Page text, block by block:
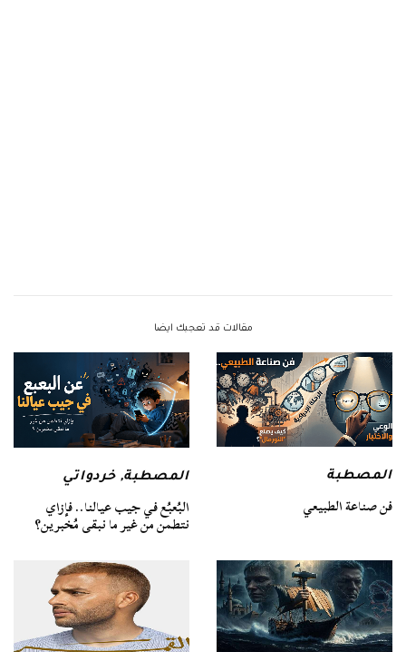
مقالات قد تعجبك ايضا
المصطبة
فن صناعة الطبيعي
المصطبة,خردواتي
البُعبُع في جيب عيالنا.. فإزاي
نتطمن من غير ما نبقى مُخبرين؟